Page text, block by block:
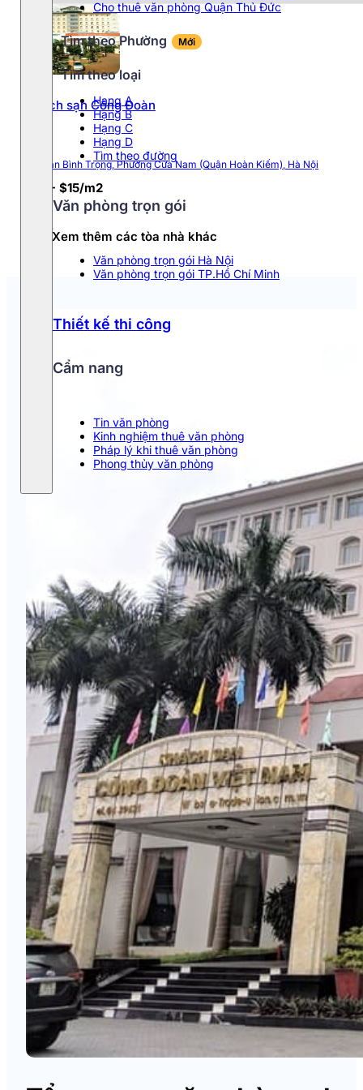
Cho thuê văn phòng Quận Thủ Đức
Tìm theo Phường Mới
Tìm theo loại
Hang A
Hạng B
Hạng C
Hạng D
Tìm theo đường
Văn phòng trọn gói
Văn phòng trọn gói Hà Nội
Văn phòng trọn gói TP.Hồ Chí Minh
Thiết kế thi công
Cẩm nang
Tin văn phòng
Kinh nghiệm thuê văn phòng
Pháp lý khi thuê văn phòng
Phong thủy văn phòng
Phường Cầu Giấy
Phường Ba Đình
Phường Đống Đa
Phường Ngọc Hà
Phường Từ Liêm
Khách sạn Công Đoàn
14 Trần Bình Trọng, Phường Cửa Nam (Quận Hoàn Kiếm), Hà Nội
$13 - $15/m2
Xem thêm các tòa nhà khác